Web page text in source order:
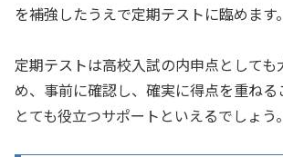
を補強したうえで定期テストに臨めます。
定期テストは高校入試の内申点としても
め、事前に確認し、確実に得点を重ね
とても役立つサポートといえるでしょう。